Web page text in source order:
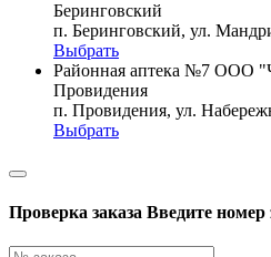
Беринговский
п. Беринговский, ул.
Выбрать
Районная аптека №7 ООО
Провидения
п. Провидения, ул.
Выбрать
Проверка заказа Введите номер